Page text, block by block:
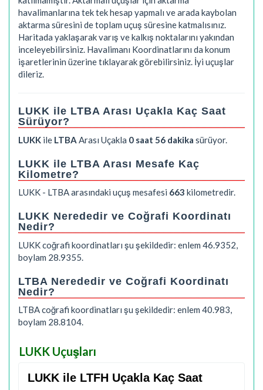
havalimanlarına tek tek hesap yapmalı ve arada kaybolan
aktarma süresini de toplam uçuş süresine katmalısınız.
Haritada yaklaşarak varış ve kalkış noktalarını yakından
inceleyebilirsiniz. Havalimanı Koordinatlarını da konum
işaretlerinin üzerine tıklayarak görebilirsiniz. İyi uçuşlar
dileriz.
LUKK ile LTBA Arası Uçakla Kaç Saat
Sürüyor?
LUKK ile LTBA Arası Uçakla 0 saat 56 dakika sürüyor.
LUKK ile LTBA Arası Mesafe Kaç
Kilometre?
LUKK - LTBA arasındaki uçuş mesafesi 663 kilometredir.
LUKK Nerededir ve Coğrafi Koordinatı
Nedir?
LUKK coğrafi koordinatları şu şekildedir: enlem 46.9352,
boylam 28.9355.
LTBA Nerededir ve Coğrafi Koordinatı
Nedir?
LTBA coğrafi koordinatları şu şekildedir: enlem 40.983,
boylam 28.8104.
LUKK Uçuşları
LUKK ile LTFH Uçakla Kaç Saat